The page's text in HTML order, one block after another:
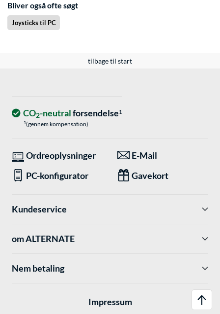
Bliver også ofte søgt
Joysticks til PC
tilbage til start
CO2-neutralforsendelse1
1(gennem kompensation)
Ordreoplysninger
E-Mail
PC-konfigurator
Gavekort
Kundeservice
om ALTERNATE
Nem betaling
Impressum